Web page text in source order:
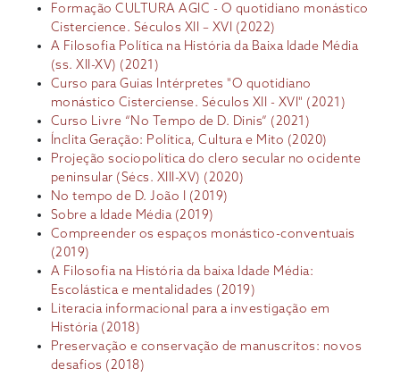
Formação CULTURA AGIC - O quotidiano monástico
Cistercience. Séculos XII – XVI (2022)
A Filosofia Política na História da Baixa Idade Média
(ss. XII-XV) (2021)
Curso para Guias Intérpretes "O quotidiano
monástico Cisterciense. Séculos XII - XVI" (2021)
Curso Livre “No Tempo de D. Dinis” (2021)
Ínclita Geração: Política, Cultura e Mito (2020)
Projeção sociopolítica do clero secular no ocidente
peninsular (Sécs. XIII-XV) (2020)
No tempo de D. João I (2019)
Sobre a Idade Média (2019)
Compreender os espaços monástico-conventuais
(2019)
A Filosofia na História da baixa Idade Média:
Escolástica e mentalidades (2019)
Literacia informacional para a investigação em
História (2018)
Preservação e conservação de manuscritos: novos
desafios (2018)